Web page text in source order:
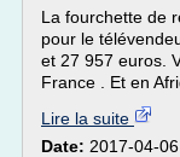
La fourchette de
pour le
et 27 957 euros.
France . Et en
Lire la suite
Date: 2017-04-